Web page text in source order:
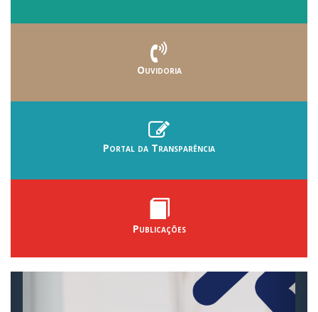
Ouvidoria
Portal da Transparência
Publicações